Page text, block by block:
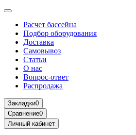
Расчет бассейна
Подбор оборудования
Доставка
Самовывоз
Статьи
О нас
Вопрос-ответ
Распродажа
Закладки0
Сравнение0
Личный кабинет